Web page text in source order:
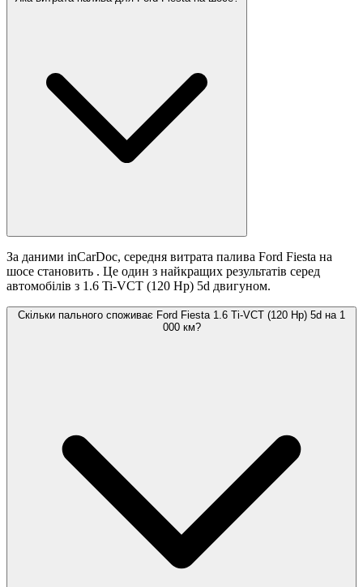
За даними inCarDoc, середня витрата палива Ford Fiesta на
шосе становить . Це один з найкращих результатів серед
автомобілів з 1.6 Ti-VCT (120 Hp) 5d двигуном.
Скільки пального споживає Ford Fiesta 1.6 Ti-VCT (120 Hp) 5d на 1
000 км?